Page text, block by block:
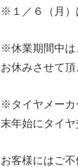
※１／６（月）
※休業期間中は
お休みさせて頂
※タイヤメーカ
末年始にタイ
お客様にはご